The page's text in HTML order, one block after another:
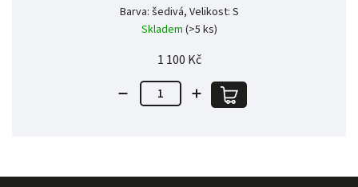
Barva: šedivá, Velikost: S
Skladem (>5 ks)
1 100 Kč